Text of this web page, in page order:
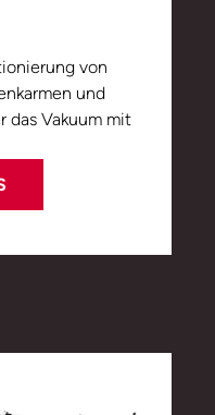
von
und
das Vakuum mit